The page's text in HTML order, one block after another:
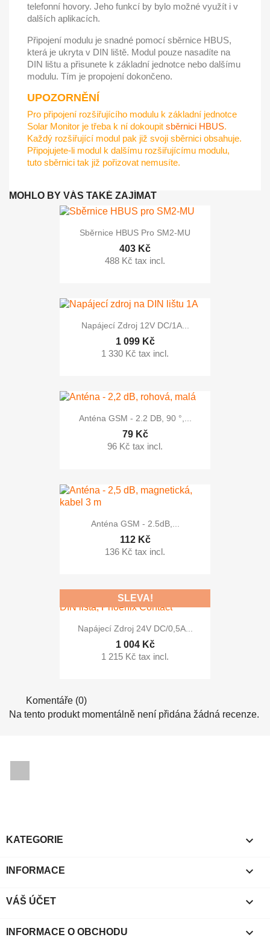
telefonní hovory. Jeho funkcí by bylo možné využít i v
dalších aplikacích.
Připojení modulu je snadné pomocí sběrnice HBUS,
která je ukryta v DIN liště. Modul pouze nasadíte na
DIN lištu a přisunete k základní jednotce nebo dalšímu
modulu. Tím je propojení dokončeno.
UPOZORNĚNÍ
Pro připojení rozšiřujícího modulu k základní jednotce
Solar Monitor je třeba k ní dokoupit sběrnici HBUS.
Každý rozšiřující modul pak již svoji sběrnici obsahuje.
Připojujete-li modul k dalšímu rozšiřujícímu modulu,
tuto sběrnici tak již pořizovat nemusíte.
MOHLO BY VÁS TAKÉ ZAJÍMAT
Sběrnice HBUS Pro SM2-MU
403 Kč
488 Kč tax incl.
Napájecí Zdroj 12V DC/1A...
1 099 Kč
1 330 Kč tax incl.
Anténa GSM - 2.2 DB, 90 °,...
79 Kč
96 Kč tax incl.
Anténa GSM - 2.5dB,...
112 Kč
136 Kč tax incl.
Napájecí Zdroj 24V DC/0,5A...
1 004 Kč
1 215 Kč tax incl.
SLEVA!
Komentáře (0)
Na tento produkt momentálně není přidána žádná recenze.
KATEGORIE 
INFORMACE 
VÁŠ ÚČET 
INFORMACE O OBCHODU keyboard_arrow_down